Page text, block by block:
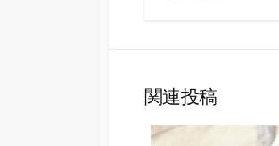
関連投稿